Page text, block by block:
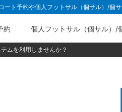
ト予約や個人フットサル（個サル）/個
約 個人フットサル（個サル）/
ムを利用しませんか？